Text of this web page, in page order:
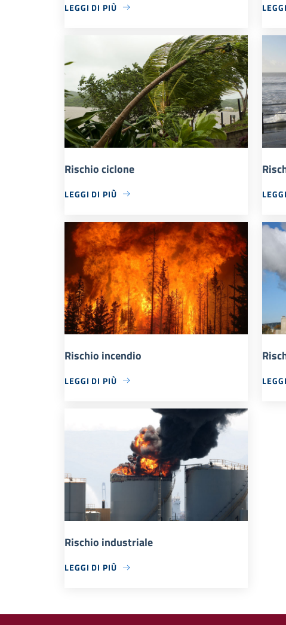
LEGGI DI PIÙ
Rischio ciclone
LEGGI DI PIÙ
Rischio incendio
LEGGI DI PIÙ
Rischio industriale
LEGGI DI PIÙ